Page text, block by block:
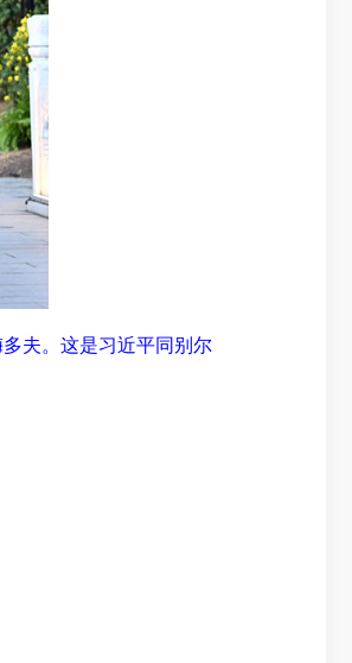
夫。这是习近平同别尔